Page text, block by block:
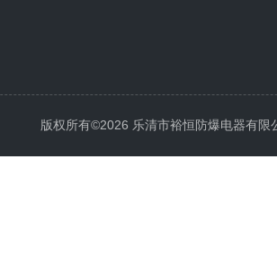
版权所有©2026 乐清市裕恒防爆电器有